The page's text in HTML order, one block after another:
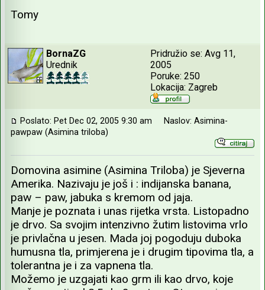
Tomy
BornaZG
Urednik
Pridružio se: Avg 11,
2005
Poruke: 250
Lokacija: Zagreb
Poslato: Pet Dec 02, 2005 9:30 am
Naslov: Asimina-
pawpaw (Asimina triloba)
Domovina asimine (Asimina Triloba) je Sjeverna
Amerika. Nazivaju je još i : indijanska banana,
paw – paw, jabuka s kremom od jaja.
Manje je poznata i unas rijetka vrsta. Listopadno
je drvo. Sa svojim intenzivno žutim listovima vrlo
je privlačna u jesen. Mada joj pogoduju duboka
humusna tla, primjerena je i drugim tipovima tla, a
tolerantna je i za vapnena tla.
Možemo je uzgajati kao grm ili kao drvo, koje